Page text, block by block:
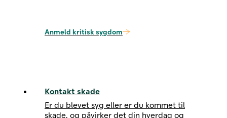
Anmeld kritisk sygdom
Kontakt skade
Er du blevet syg eller er du kommet til
skade, og påvirker det din hverdag og